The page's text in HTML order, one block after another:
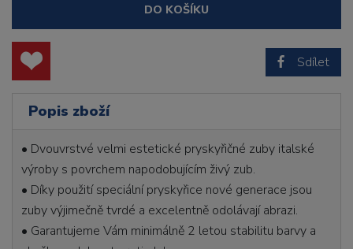
DO KOŠÍKU
Sdílet
Popis zboží
• Dvouvrstvé velmi estetické pryskyřičné zuby italské
výroby s povrchem napodobujícím živý zub.
• Díky použití speciální pryskyřice nové generace jsou
zuby výjimečně tvrdé a excelentně odolávají abrazi.
• Garantujeme Vám minimálně 2 letou stabilitu barvy a